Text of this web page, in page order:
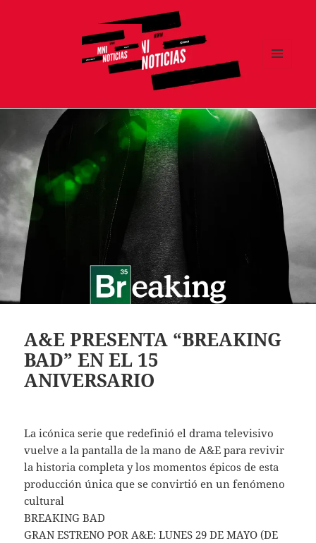
A&E PRESENTA “BREAKING
BAD” EN EL 15
ANIVERSARIO
La icónica serie que redefinió el drama televisivo
vuelve a la pantalla de la mano de A&E para revivir
la historia completa y los momentos épicos de esta
producción única que se convirtió en un fenómeno
cultural
BREAKING BAD
GRAN ESTRENO POR A&E: LUNES 29 DE MAYO (DE